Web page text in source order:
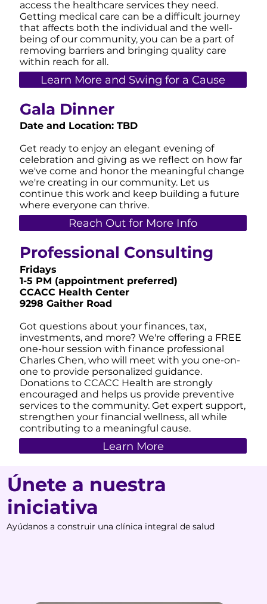
access the healthcare services they need.
Getting medical care can be a difficult journey
that affects both the individual and the well-
being of our community, you can be a part of
removing barriers and bringing quality care
within reach for all.
Learn More and Swing for a Cause
Gala Dinner
Date and Location: TBD
Get ready to enjoy an elegant evening of
celebration and giving as we reflect on how far
we've come and honor the meaningful change
we're creating in our community. Let us
continue this work and keep building a future
where everyone can thrive.
Reach Out for More Info
Professional Consulting
Fridays
1-5 PM (appointment preferred)
CCACC Health Center
9298 Gaither Road
Got questions about your finances, tax,
investments, and more? We're offering a FREE
one-hour session with finance professional
Charles Chen, who will meet with you one-on-
one to provide personalized guidance.
Donations to CCACC Health are strongly
encouraged and helps us provide preventive
services to the community. Get expert support,
strengthen your financial wellness, all while
contributing to a meaningful cause.
Learn More
Únete a nuestra
iniciativa
Ayúdanos a construir una clínica integral de salud